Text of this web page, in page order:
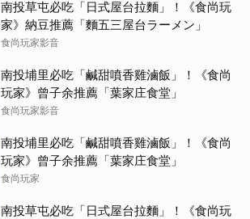
南投草屯必吃「日式屋台拉麵」！《食尚玩
家》納豆推薦「麵五三屋台ラーメン」
食尚玩家影音
南投埔里必吃「鹹甜噴香雞滷飯」！《食尚
玩家》曾子余推薦「葉家庄食堂」
食尚玩家影音
南投埔里必吃「鹹甜噴香雞滷飯」！《食尚
玩家》曾子余推薦「葉家庄食堂」
食尚玩家
南投草屯必吃「日式屋台拉麵」！《食尚玩